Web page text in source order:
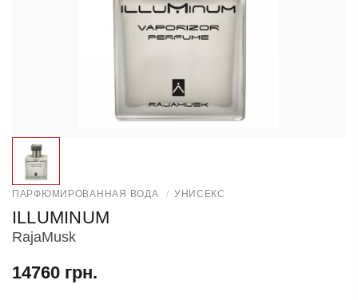
ПАРФЮМИРОВАННАЯ ВОДА / УНИСЕКС
ILLUMINUM
RajaMusk
14760 грн.